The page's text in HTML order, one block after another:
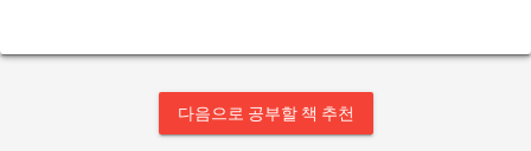
다음으로 공부할 책 추천